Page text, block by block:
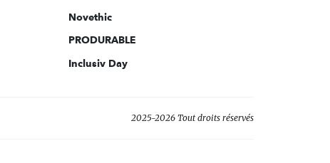
Novethic
PRODURABLE
Inclusiv Day
2025-2026 Tout droits réservés